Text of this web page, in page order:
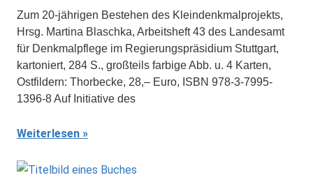
Zum 20-jährigen Bestehen des Kleindenkmalprojekts,
Hrsg. Martina Blaschka, Arbeitsheft 43 des Landesamt
für Denkmalpflege im Regierungspräsidium Stuttgart,
kartoniert, 284 S., großteils farbige Abb. u. 4 Karten,
Ostfildern: Thorbecke, 28,– Euro, ISBN 978-3-7995-
1396-8 Auf Initiative des
Weiterlesen